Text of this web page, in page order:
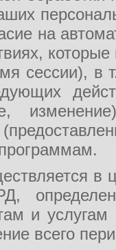
на
сессии), в
в
и
всего